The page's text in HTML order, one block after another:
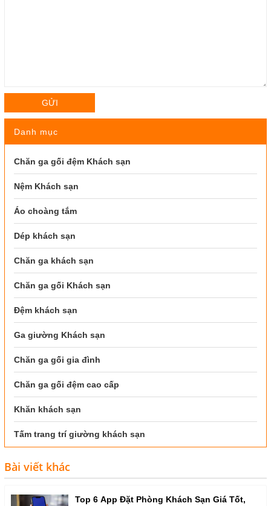
GỬI
Danh mục
Chăn ga gối đệm Khách sạn
Nệm Khách sạn
Áo choàng tắm
Dép khách sạn
Chăn ga khách sạn
Chăn ga gối Khách sạn
Đệm khách sạn
Ga giường Khách sạn
Chăn ga gối gia đình
Chăn ga gối đệm cao cấp
Khăn khách sạn
Tấm trang trí giường khách sạn
Bài viết khác
Top 6 App Đặt Phòng Khách Sạn Giá Tốt,